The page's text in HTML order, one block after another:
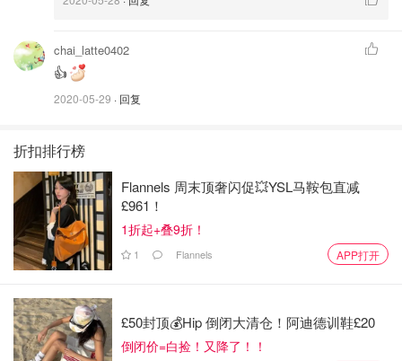
膜。毕竟防晒霜最主要的功能是
形成一层保护膜在我们的脸
上，而不是像护肤品需要被吸收进皮肤里。所以只需要均匀
把防晒霜涂好，形成保护膜，让后续上妆能更服帖、不搓泥
要是像我之前那样以错误的手法上防晒的话，很容易导致防
晒霜抹不均匀，防晒效果大打折扣就不说了，后续上妆的妆
容也没那么好看哦😆
每天坚持涂防晒皮肤就会变白？没有美白需求
就不需要涂防晒？
这是当在我努力向身边所有的好友推广防晒的重要性的时
候，某一位好友突然来了一句：那你每天抹防晒，你觉得你
变白了吗？
chai_latte0402
👍
2020-05-29 · 回复
折扣排行榜
Flannels 周末顶奢闪促💥YSL马鞍包直减
£961！
1折起+叠9折！
1 Flannels APP打开
£50封顶💰Hip 倒闭大清仓！阿迪德训鞋£20
倒闭价=白捡！又降了！！